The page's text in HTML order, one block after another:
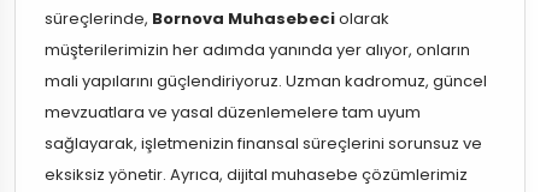
süreçlerinde, Bornova Muhasebeciolarak
müşterilerimizin her adımda yanında yer alıyor, onların
mali yapılarını güçlendiriyoruz. Uzman kadromuz, güncel
mevzuatlara ve yasal düzenlemelere tam uyum
sağlayarak, işletmenizin finansal süreçlerini sorunsuz ve
eksiksiz yönetir. Ayrıca, dijital muhasebe çözümlerimiz